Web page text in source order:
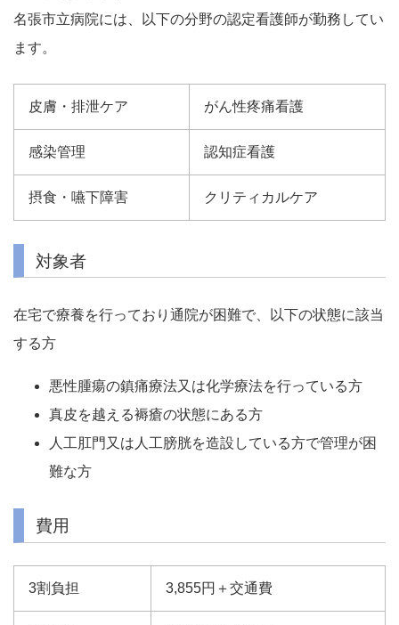
名張市立病院には、以下の分野の認定看護師が勤務してい
ます。
皮膚・排泄ケア がん性疼痛看護
感染管理 認知症看護
摂食・嚥下障害 クリティカルケア
対象者
在宅で療養を行っており通院が困難で、以下の状態に該当
する方
悪性腫瘍の鎮痛療法又は化学療法を行っている方
真皮を越える褥瘡の状態にある方
人工肛門又は人工膀胱を造設している方で管理が困
難な方
費用
3割負担 3,855円＋交通費